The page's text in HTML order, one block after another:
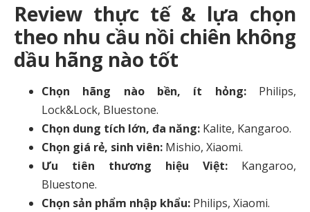
Review thực tế & lựa chọn
theo nhu cầu nồi chiên không
dầu hãng nào tốt
Chọn hãng nào bền, ít hỏng:Philips,
Lock&Lock, Bluestone.
Chọn dung tích lớn, đa năng: Kalite, Kangaroo.
Chọn giá rẻ, sinh viên: Mishio, Xiaomi.
Ưu tiên thương hiệu Việt: Kangaroo,
Bluestone.
Chọn sản phẩm nhập khẩu: Philips, Xiaomi.